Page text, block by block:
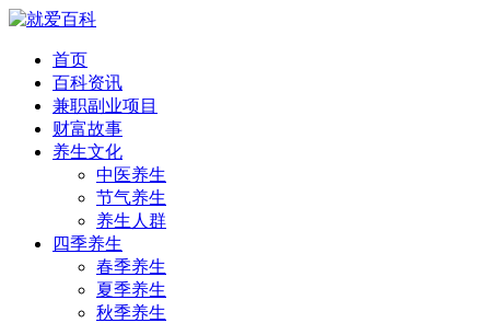
首页
百科资讯
兼职副业项目
财富故事
养生文化
中医养生
节气养生
养生人群
四季养生
春季养生
夏季养生
秋季养生